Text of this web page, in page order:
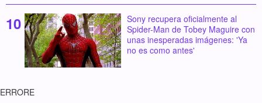
Sony recupera oficialmente al
Spider-Man de Tobey Maguire con
unas inesperadas imágenes: 'Ya
no es como antes'
ERRORE